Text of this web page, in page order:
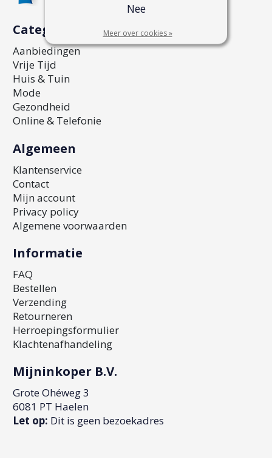
Categorieën
Aanbiedingen
Vrije Tijd
Huis & Tuin
Mode
Gezondheid
Online & Telefonie
Algemeen
Klantenservice
Contact
Mijn account
Privacy policy
Algemene voorwaarden
Informatie
FAQ
Bestellen
Verzending
Retourneren
Herroepingsformulier
Klachtenafhandeling
Mijninkoper B.V.
Grote Ohéweg 3
6081 PT Haelen
Let op: Dit is geen bezoekadres
Nee
Meer over cookies »